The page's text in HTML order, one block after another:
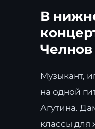
В
Музыкант,
на одной
Агутина.
классы